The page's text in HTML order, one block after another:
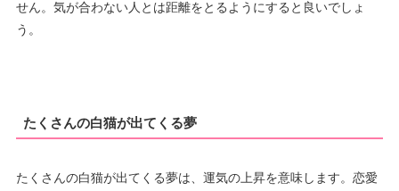
せん。気が合わない人とは距離をとるようにすると良いでしょ
う。
たくさんの白猫が出てくる夢
たくさんの白猫が出てくる夢は、運気の上昇を意味します。恋愛